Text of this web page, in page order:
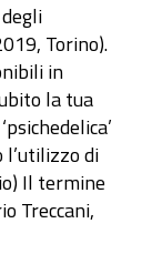
Torino).
in
la tua
di
Il termine
Treccani,